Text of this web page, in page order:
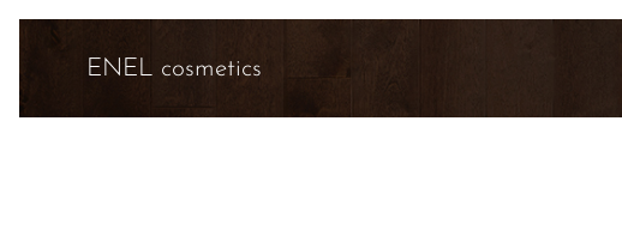
ENEL cosmetics